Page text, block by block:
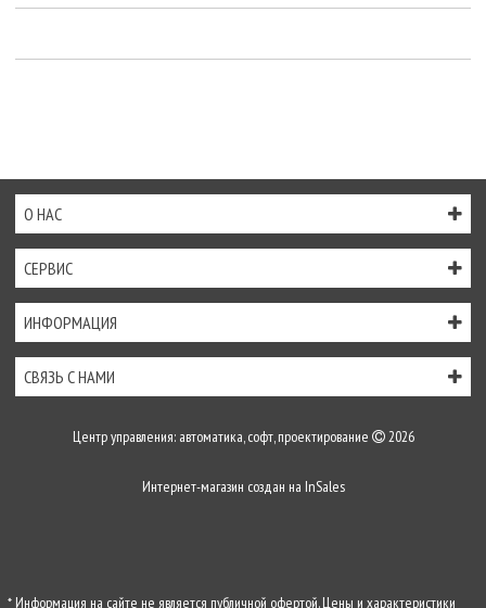
О НАС
СЕРВИС
ИНФОРМАЦИЯ
СВЯЗЬ С НАМИ
Центр управления: автоматика, софт, проектирование 2026
Интернет-магазин создан на InSales
* Информация на сайте не является публичной офертой. Цены и характеристики